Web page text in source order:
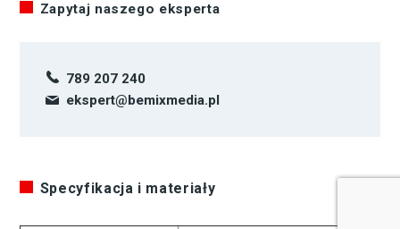
Zapytaj naszego eksperta
789 207 240
ekspert@bemixmedia.pl
Specyfikacja i materiały